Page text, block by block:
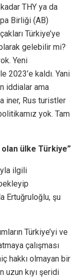
THY ya da
Birliği (AB)
Türkiye’ye
gelebilir mi?
Yeni
2023’e kaldı. Yani
iddialar ama
iner, Rus turistler
yok. Tam
olan ülke Türkiye”
ilgili
Ertuğruloğlu, şu
Türkiye’yi ve
çalışması
hakkı olmayan bir
uzun kıyı şeridi